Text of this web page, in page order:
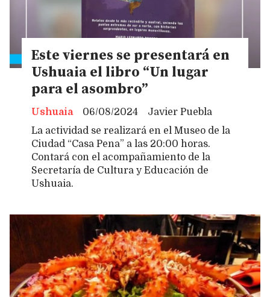
Este viernes se presentará en
Ushuaia el libro “Un lugar
para el asombro”
Javier Puebla
Ushuaia
06/08/2024
La actividad se realizará en el Museo de la
Ciudad “Casa Pena” a las 20:00 horas.
Contará con el acompañamiento de la
Secretaría de Cultura y Educación de
Ushuaia.